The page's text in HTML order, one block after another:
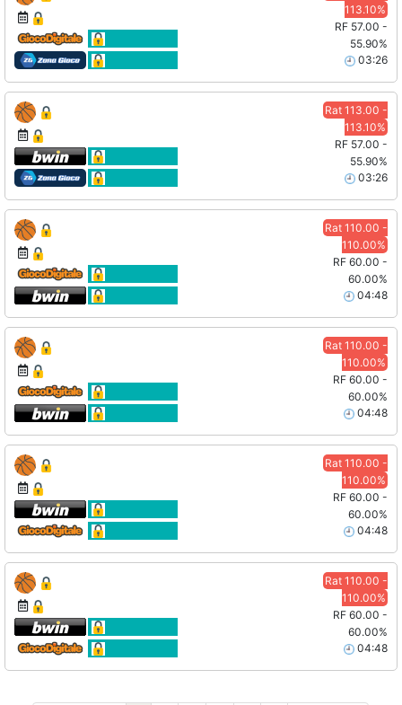
113.10%
RF 57.00 -
55.90%
03:26
Rat 113.00 -
113.10%
RF 57.00 -
55.90%
03:26
Rat 110.00 -
110.00%
RF 60.00 -
60.00%
04:48
Rat 110.00 -
110.00%
RF 60.00 -
60.00%
04:48
Rat 110.00 -
110.00%
RF 60.00 -
60.00%
04:48
Rat 110.00 -
110.00%
RF 60.00 -
60.00%
04:48